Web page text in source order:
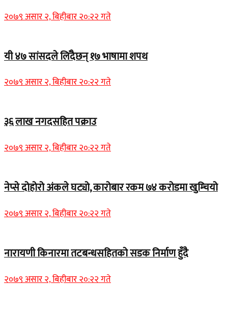
२०७९ असार २, बिहीबार २०:२२ गते
यी ४७ सांसदले लिँदैछन् १७ भाषामा शपथ
२०७९ असार २, बिहीबार २०:२२ गते
३६ लाख नगदसहित पक्राउ
२०७९ असार २, बिहीबार २०:२२ गते
नेप्से दोहोरो अंकले घट्यो, कारोबार रकम ७४ करोडमा खुम्चियो
२०७९ असार २, बिहीबार २०:२२ गते
नारायणी किनारमा तटबन्धसहितको सडक निर्माण हुँदै
२०७९ असार २, बिहीबार २०:२२ गते